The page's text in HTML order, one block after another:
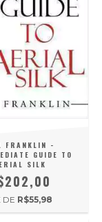
FRANKLIN -
GUIDE TO
SILK
DE R$55,98